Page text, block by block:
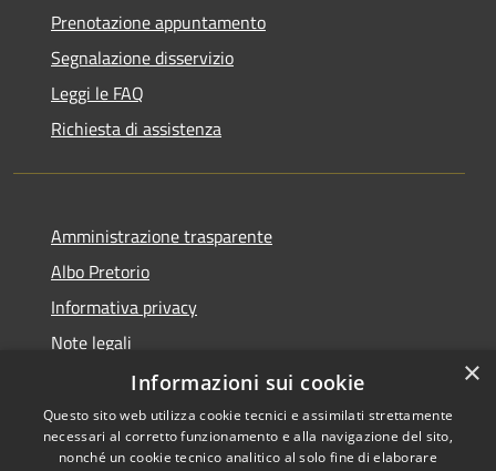
Prenotazione appuntamento
Segnalazione disservizio
Leggi le FAQ
Richiesta di assistenza
Amministrazione trasparente
Albo Pretorio
Informativa privacy
Note legali
Dichiarazione di accessibilità
×
Informazioni sui cookie
Questo sito web utilizza cookie tecnici e assimilati strettamente
necessari al corretto funzionamento e alla navigazione del sito,
nonché un cookie tecnico analitico al solo fine di elaborare